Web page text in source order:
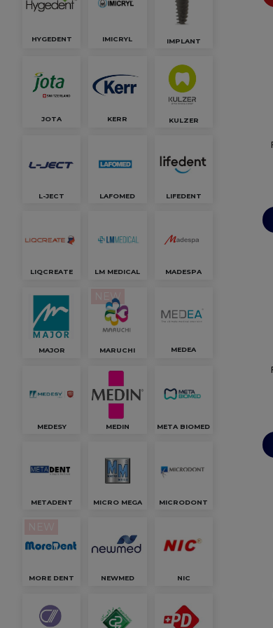
HYGEDENT IMICRYL IMPLANT
JOTA KERR KULZER
L-JECT LAFOMED LIFEDENT
LIQCREATE LM MEDICAL MADESPA
MAJOR
NEW
MARUCHI MEDEA
MEDESY MEDIN META BIOMED
METADENT MICRO MEGA MICRODONT
MORE DENT NEWMED NIC